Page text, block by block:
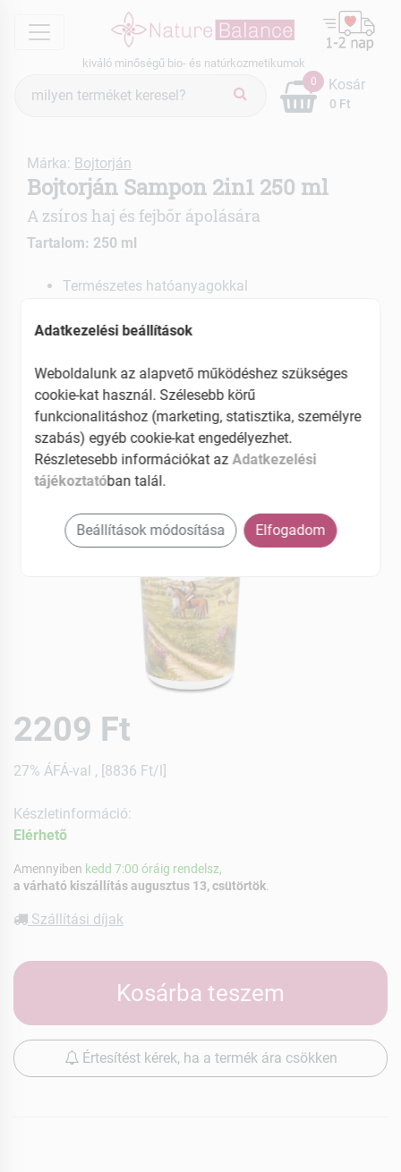
menu
kiváló minőségű bio- és natúrkozmetikumok
keresés
0
0 Ft
Kosár
Márka: Bojtorján
Bojtorján Sampon 2in1 250 ml
A zsíros haj és fejbőr ápolására
Tartalom: 250 ml
Természetes hatóanyagokkal
2209 Ft
27% ÁFÁ-val , [8836 Ft/l]
Készletinformáció:
Elérhetõ
Amennyiben kedd 7:00 óráig rendelsz,
a várható kiszállítás augusztus 13, csütörtök
Szállítási díjak
Kosárba teszem
Értesítést kérek, ha a termék ára csökken
Adatkezelési beállítások
Weboldalunk az alapvető működéshez szükséges
cookie-kat használ. Szélesebb körű
funkcionalitáshoz (marketing, statisztika, személyre
szabás) egyéb cookie-kat engedélyezhet.
Részletesebb információkat az Adatkezelési
tájékoztatóban talál.
Beállítások módosítása Elfogadom